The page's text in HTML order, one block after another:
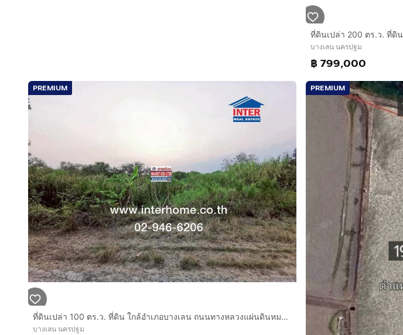
บางเลน นครปฐม
฿ 799,000
PREMIUM
ที่ดินเปล่า 100 ตร.ว. ที่ดิน ใกล้อำเภอบางเลน ถนนทางหลวงแผ่นดินหมายเลข346 (ถนนปทุมธานี-บางเลน) บางเลน นครปฐม
บางเลน นครปฐม
PREMIUM